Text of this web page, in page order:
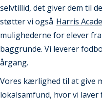
selvtillid, det giver dem til
støtter vi også Harris
mulighederne for elever
baggrunde. Vi leverer
årgang.
Vores kærlighed til at give
lokalsamfund, hvor vi